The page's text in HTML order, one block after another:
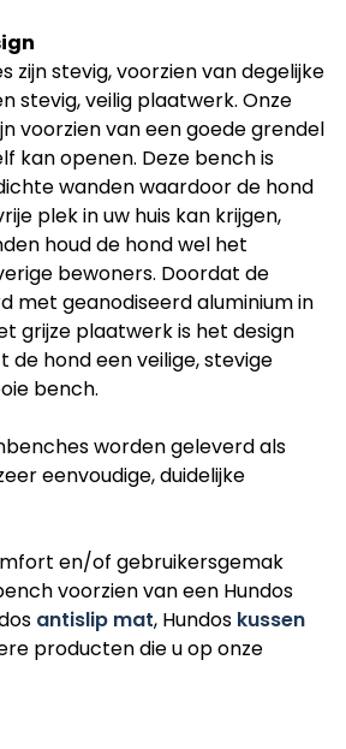
zijn stevig, voorzien van degelijke
stevig, veilig plaatwerk. Onze
voorzien van een goede grendel
kan openen. Deze bench is
wanden waardoor de hond
plek in uw huis kan krijgen,
houd de hond wel het
bewoners. Doordat de
met geanodiseerd aluminium in
grijze plaatwerk is het design
hond een veilige, stevige
bench.
worden geleverd als
eenvoudige, duidelijke
en/of gebruikersgemak
voorzien van een Hundos
antislip mat, Hundos kussen
producten die u op onze